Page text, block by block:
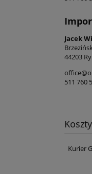
Jacek
44203
511 760
Kurier